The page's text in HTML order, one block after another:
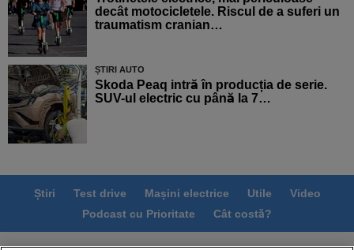
decât motocicletele. Riscul de a suferi un
traumatism cranian…
ȘTIRI AUTO
Skoda Peaq intră în producția de serie.
SUV-ul electric cu până la 7…
Știri Test drive Mașini electrice Utile
Video
Podcast cu Prioritate
Cât costă?